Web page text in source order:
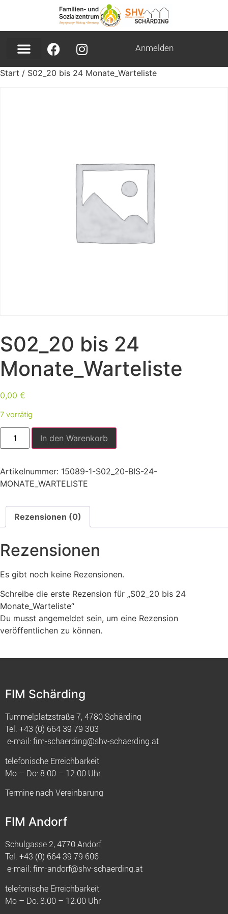
Anmelden
Start / S02_20 bis 24 Monate_Warteliste
S02_20 bis 24
Monate_Warteliste
0,00 €
7 vorrätig
In den Warenkorb
Artikelnummer: 15089-1-S02_20-BIS-24-
MONATE_WARTELISTE
Rezensionen (0)
Rezensionen
Es gibt noch keine Rezensionen.
Schreibe die erste Rezension für „S02_20 bis 24
Monate_Warteliste“
Du musst angemeldet sein, um eine Rezension
veröffentlichen zu können.
FIM Schärding
Tummelplatzstraße 7, 4780 Schärding
Tel. +43 (0) 664 39 79 303
e-mail:fim-schaerding@shv-schaerding.at
telefonische Erreichbarkeit
Mo – Do: 8.00 – 12.00 Uhr
Termine nach Vereinbarung
FIM Andorf
Schulgasse 2, 4770 Andorf
Tel. +43 (0) 664 39 79 606
e-mail:fim-andorf@shv-schaerding.at
telefonische Erreichbarkeit
Mo – Do: 8.00 – 12.00 Uhr